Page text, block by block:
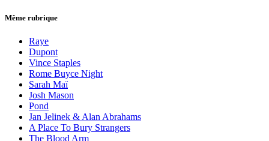
Même rubrique
Raye
Dupont
Vince Staples
Rome Buyce Night
Sarah Maï
Josh Mason
Pond
Jan Jelinek & Alan Abrahams
A Place To Bury Strangers
The Blood Arm